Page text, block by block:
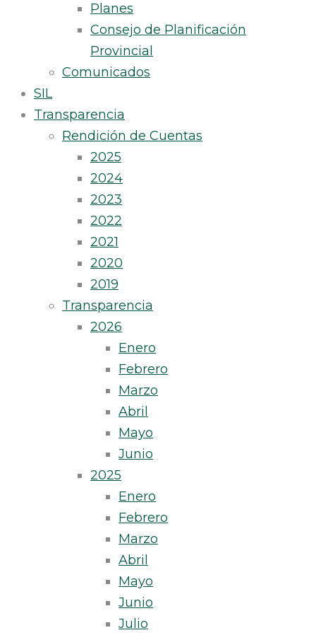
Planes
Consejo de Planificación
Provincial
Comunicados
SIL
Transparencia
Rendición de Cuentas
2025
2024
2023
2022
2021
2020
2019
Transparencia
2026
Enero
Febrero
Marzo
Abril
Mayo
Junio
2025
Enero
Febrero
Marzo
Abril
Mayo
Junio
Julio